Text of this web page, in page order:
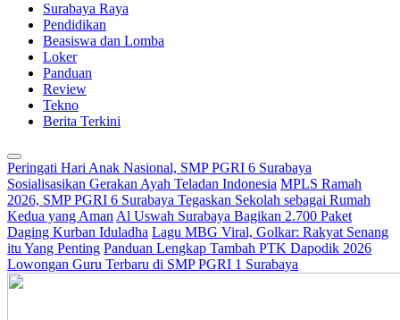
Surabaya Raya
Pendidikan
Beasiswa dan Lomba
Loker
Panduan
Review
Tekno
Berita Terkini
Peringati Hari Anak Nasional, SMP PGRI 6 Surabaya
Sosialisasikan Gerakan Ayah Teladan Indonesia MPLS Ramah
2026, SMP PGRI 6 Surabaya Tegaskan Sekolah sebagai Rumah
Kedua yang Aman Al Uswah Surabaya Bagikan 2.700 Paket
Daging Kurban Iduladha Lagu MBG Viral, Golkar: Rakyat Senang
itu Yang Penting Panduan Lengkap Tambah PTK Dapodik 2026
Lowongan Guru Terbaru di SMP PGRI 1 Surabaya